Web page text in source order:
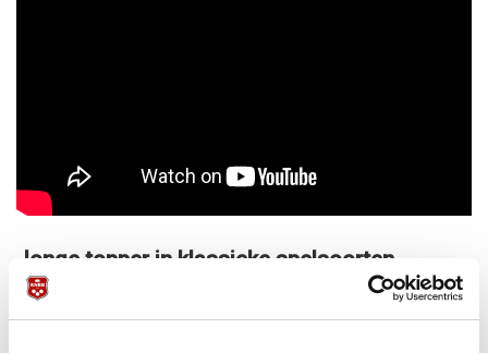
Jonge topper in klassieke spelsoorten
bespreekt op eenvoudige en toegankelijke
wijze vijf biljartdisciplines: libre, ankerkader
47/2, ankerkader 71/2, bandstoten en